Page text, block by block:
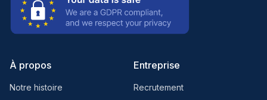
À propos
Notre histoire
Entreprise
Recrutement